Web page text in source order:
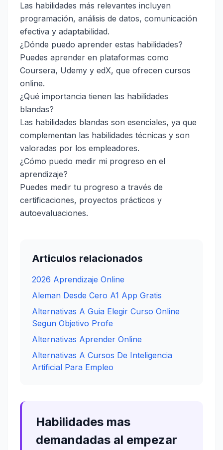
Las habilidades más relevantes incluyen
programación, análisis de datos, comunicación
efectiva y adaptabilidad.
¿Dónde puedo aprender estas habilidades?
Puedes aprender en plataformas como
Coursera, Udemy y edX, que ofrecen cursos
online.
¿Qué importancia tienen las habilidades
blandas?
Las habilidades blandas son esenciales, ya que
complementan las habilidades técnicas y son
valoradas por los empleadores.
¿Cómo puedo medir mi progreso en el
aprendizaje?
Puedes medir tu progreso a través de
certificaciones, proyectos prácticos y
autoevaluaciones.
Articulos relacionados
2026 Aprendizaje Online
Aleman Desde Cero A1 App Gratis
Alternativas A Guia Elegir Curso Online
Segun Objetivo Profe
Alternativas Aprender Online
Alternativas A Cursos De Inteligencia
Artificial Para Empleo
Habilidades mas
demandadas al empezar